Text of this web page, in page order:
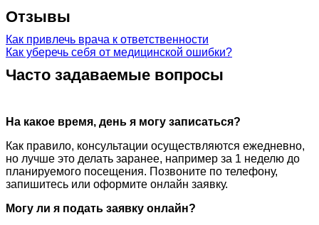
Отзывы
Как привлечь врача к ответственности
Как уберечь себя от медицинской ошибки?
Часто задаваемые вопросы
На какое время, день я могу записаться?
Как правило, консультации осуществляются ежедневно,
но лучше это делать заранее, например за 1 неделю до
планируемого посещения. Позвоните по телефону,
запишитесь или оформите онлайн заявку.
Могу ли я подать заявку онлайн?